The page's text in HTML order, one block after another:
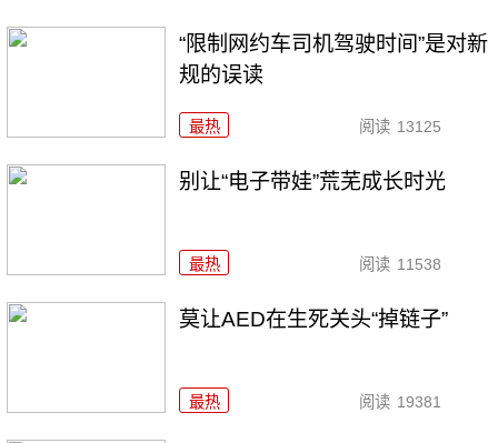
“限制网约车司机驾驶时间”是对新
规的误读
最热 阅读 13125
别让“电子带娃”荒芜成长时光
最热 阅读 11538
莫让AED在生死关头“掉链子”
最热 阅读 19381